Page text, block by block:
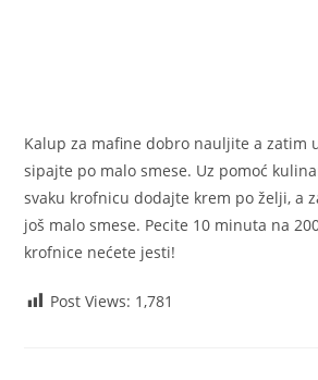
Kalup za mafine dobro nauljite a zatim
sipajte po malo smese. Uz pomoć
svaku krofnicu dodajte krem po želji, a
još malo smese. Pecite 10 minuta na
krofnice nećete jesti!
Post Views: 1,781